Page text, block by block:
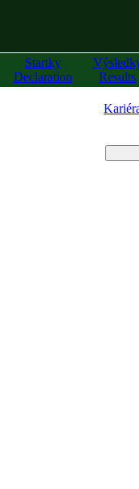
Startky
Declaration
Results